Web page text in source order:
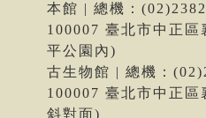
本館 | 總機：
100007 臺北市中正
平公園內)
古生物館 | 總機：
100007 臺北市中正
斜對面)